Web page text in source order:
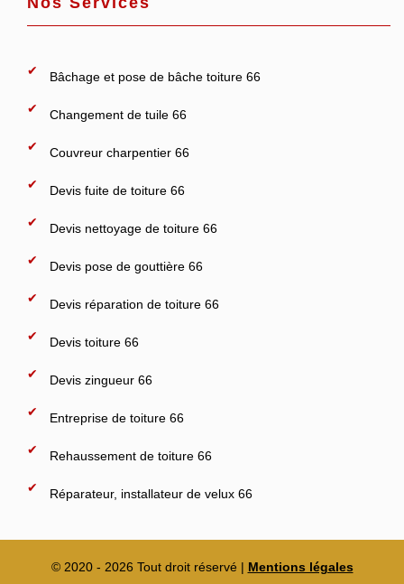
Bâchage et pose de bâche toiture 66
Changement de tuile 66
Couvreur charpentier 66
Devis fuite de toiture 66
Devis nettoyage de toiture 66
Devis pose de gouttière 66
Devis réparation de toiture 66
Devis toiture 66
Devis zingueur 66
Entreprise de toiture 66
Rehaussement de toiture 66
Réparateur, installateur de velux 66
© 2020 - 2026 Tout droit réservé | Mentions légales